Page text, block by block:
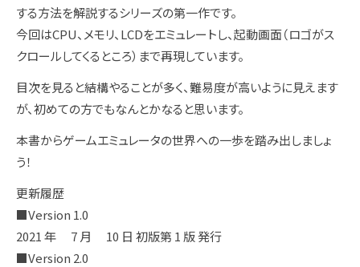
する方法を解説するシリーズの第一作です。
今回はCPU、メモリ、LCDをエミュレートし、起動画面（ロゴがス
クロールしてくるところ）まで再現しています。
目次を見ると結構やることが多く、難易度が高いように見えます
が、初めての方でもなんとかなると思います。
本書からゲームエミュレータの世界への一歩を踏み出しましょ
う！
更新履歴
■Version 1.0
2021 年 7 月 10 日 初版第 1 版 発行
■Version 2.0